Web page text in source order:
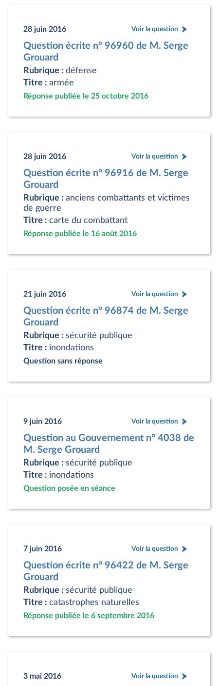
28 juin 2016 Voir la question
Question écrite n° 96960 de M. Serge
Grouard
Rubrique : défense
Titre : armée
Réponse publiée le 25 octobre 2016
28 juin 2016 Voir la question
Question écrite n° 96916 de M. Serge
Grouard
Rubrique : anciens combattants et victimes
de guerre
Titre : carte du combattant
Réponse publiée le 16 août 2016
21 juin 2016 Voir la question
Question écrite n° 96874 de M. Serge
Grouard
Rubrique : sécurité publique
Titre : inondations
Question sans réponse
9 juin 2016 Voir la question
Question au Gouvernement n° 4038 de
M. Serge Grouard
Rubrique : sécurité publique
Titre : inondations
Question posée en séance
7 juin 2016 Voir la question
Question écrite n° 96422 de M. Serge
Grouard
Rubrique : sécurité publique
Titre : catastrophes naturelles
Réponse publiée le 6 septembre 2016
3 mai 2016 Voir la question